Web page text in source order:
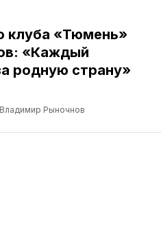
клуба «Тюмень»
«Каждый
родную страну»
Рыночнов